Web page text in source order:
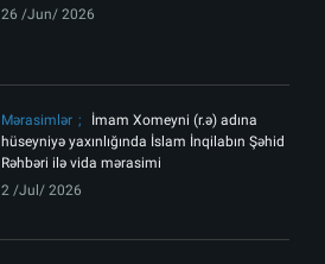
26 /Jun/ 2026
Mərasimlər
İmam Xomeyni (r.ə) adına
hüseyniyə yaxınlığında İslam İnqilabın Şəhid
Rəhbəri ilə vida mərasimi
2 /Jul/ 2026